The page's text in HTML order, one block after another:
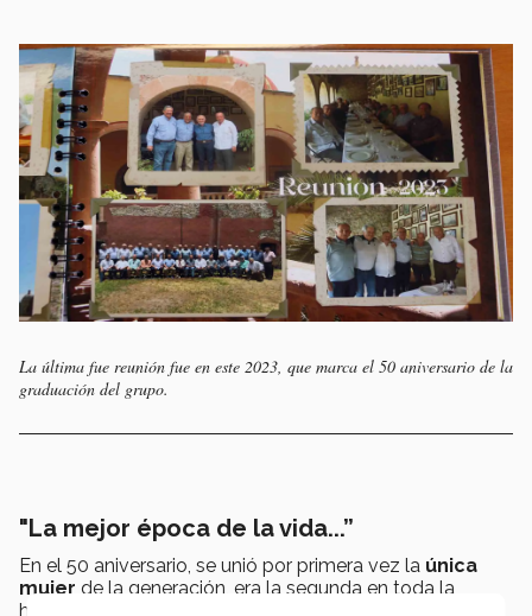
La última fue reunión fue en este 2023, que marca el 50 aniversario de la
graduación del grupo.
"La mejor época de la vida...”
En el 50 aniversario, se unió por primera vez la única
mujer de la generación, era la segunda en toda la
historia de la carrera.